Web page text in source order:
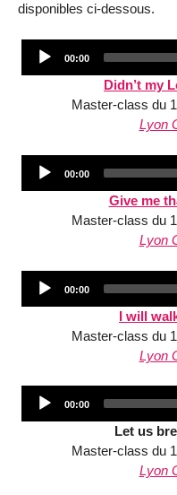
disponibles ci-dessous.
Current
00:00
Didn’t my
Master-class du
Lyon
Current
00:00
Give me
Master-class du
Lyon
Current
00:00
I will
Master-class du
Lyon
Current
00:00
Let us
Master-class du
Lyon